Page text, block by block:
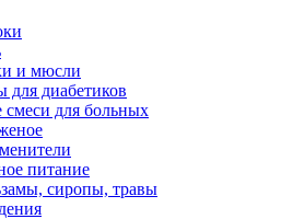
и мюсли
для диабетиков
смеси для больных
питание
сиропы, травы